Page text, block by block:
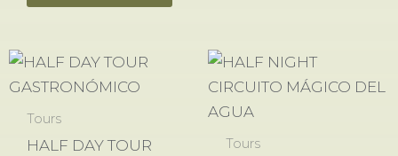
Tours
HALF DAY TOUR
Tours